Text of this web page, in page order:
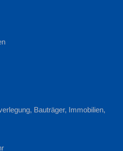
Bauträger, Immobilien,